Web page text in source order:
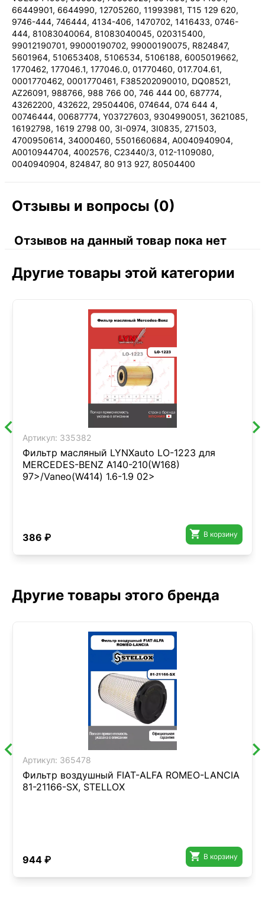
66449901, 6644990, 12705260, 11993981, T15 129 620,
9746-444, 746444, 4134-406, 1470702, 1416433, 0746-
444, 81083040064, 81083040045, 020315400,
99012190701, 99000190702, 99000190075, R824847,
5601964, 510653408, 5106534, 5106188, 6005019662,
1770462, 177046.1, 177046.0, 01770460, 017.704.61,
0001770462, 0001770461, F385202090010, DQ08521,
AZ26091, 988766, 988 766 00, 746 444 00, 687774,
43262200, 432622, 29504406, 074644, 074 644 4,
00746444, 00687774, Y03727603, 9304990051, 3621085,
16192798, 1619 2798 00, 3I-0974, 3I0835, 271503,
4700950614, 34000460, 5501660684, A0040940904,
A0010944704, 4002576, C23440/3, 012-1109080,
0040940904, 824847, 80 913 927, 80504400
Отзывы и вопросы (0)
Отзывов на данный товар пока нет
Другие товары этой категории
Артикул: 335382
Фильтр масляный LYNXauto LO-1223 для
MERCEDES-BENZ A140-210(W168)
97>/Vaneo(W414) 1.6-1.9 02>
386 ₽  В корзину
Другие товары этого бренда
Артикул: 365478
Фильтр воздушный FIAT-ALFA ROMEO-LANCIA
81-21166-SX, STELLOX
944 ₽  В корзину